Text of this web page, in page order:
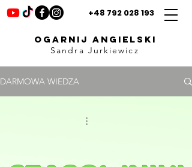
OGARNIJ ANGIELSKI
Sandra Jurkiewicz
+48 792 028 193
DARMOWA WIEDZA